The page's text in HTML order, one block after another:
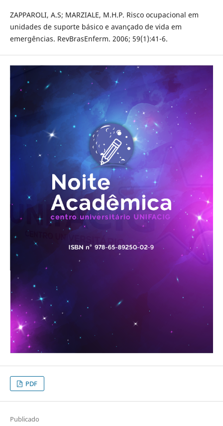
ZAPPAROLI, A.S; MARZIALE, M.H.P. Risco ocupacional em
unidades de suporte básico e avançado de vida em
emergências. RevBrasEnferm. 2006; 59(1):41-6.
PDF
Publicado